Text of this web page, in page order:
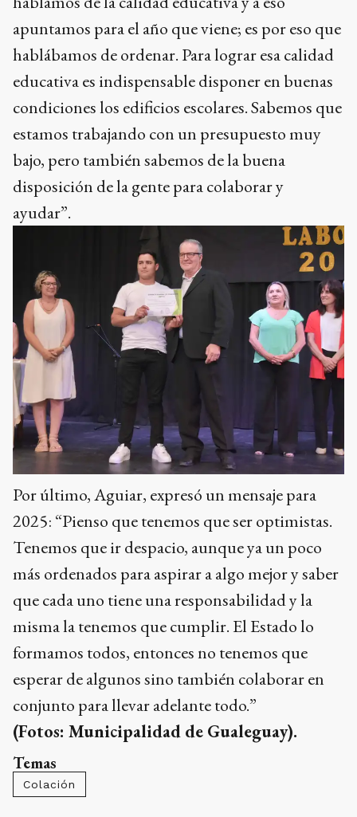
apuntamos para el año que viene; es por eso que
hablábamos de ordenar. Para lograr esa calidad
educativa es indispensable disponer en buenas
condiciones los edificios escolares. Sabemos que
estamos trabajando con un presupuesto muy
bajo, pero también sabemos de la buena
disposición de la gente para colaborar y
ayudar”.
Por último, Aguiar, expresó un mensaje para
2025: “Pienso que tenemos que ser optimistas.
Tenemos que ir despacio, aunque ya un poco
más ordenados para aspirar a algo mejor y saber
que cada uno tiene una responsabilidad y la
misma la tenemos que cumplir. El Estado lo
formamos todos, entonces no tenemos que
esperar de algunos sino también colaborar en
conjunto para llevar adelante todo.”
(Fotos: Municipalidad de Gualeguay).
Temas
Colación